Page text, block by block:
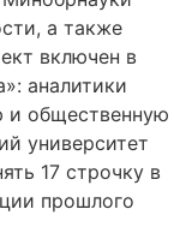
а также
включен в
аналитики
и общественную
университет
17 строчку в
прошлого